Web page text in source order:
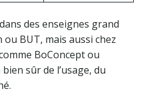
des enseignes grand
BUT, mais aussi chez
BoConcept ou
sûr de l’usage, du